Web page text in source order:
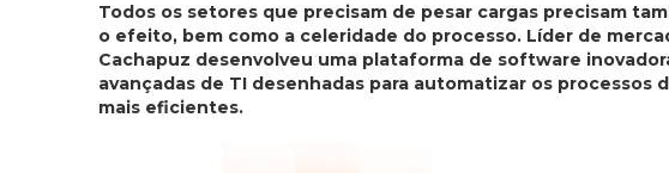
Todos os setores que precisam de pesar cargas precisam
o efeito, bem como a celeridade do processo. Líder de
Cachapuz desenvolveu uma plataforma de software
avançadas de TI desenhadas para automatizar os
mais eficientes.